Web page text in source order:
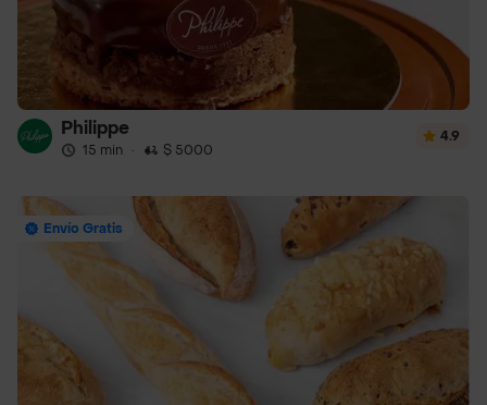
Philippe
15 min · $ 5000
4.9
Envío Gratis